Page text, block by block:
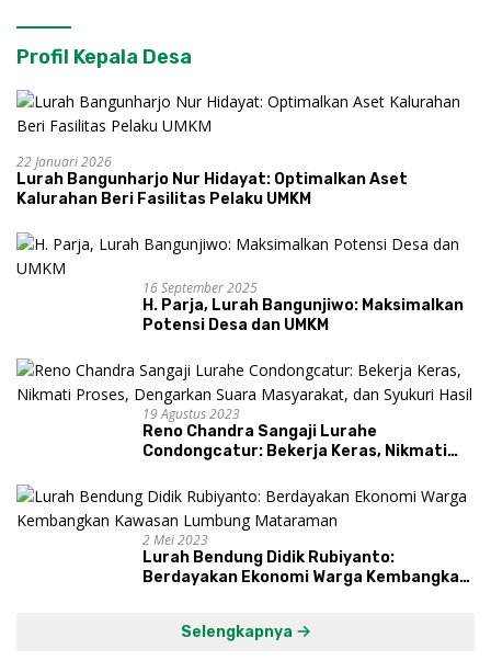
Profil Kepala Desa
22 Januari 2026
Lurah Bangunharjo Nur Hidayat: Optimalkan Aset
Kalurahan Beri Fasilitas Pelaku UMKM
16 September 2025
H. Parja, Lurah Bangunjiwo: Maksimalkan
Potensi Desa dan UMKM
19 Agustus 2023
Reno Chandra Sangaji Lurahe
Condongcatur: Bekerja Keras, Nikmati
dan Syukuri Hasil
2 Mei 2023
Lurah Bendung Didik Rubiyanto:
Berdayakan Ekonomi Warga Kembangkan
Selengkapnya